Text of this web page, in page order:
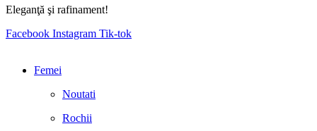
Eleganţă şi rafinament!
Facebook Instagram Tik-tok
Femei
Noutati
Rochii